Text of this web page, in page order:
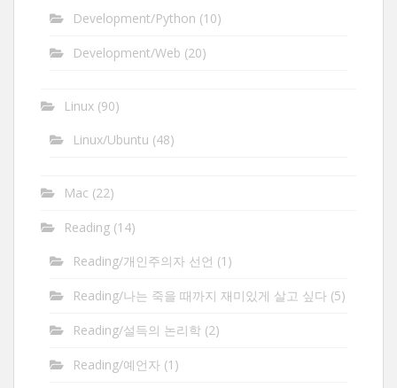
Development/Python (10)
Development/Web (20)
Linux (90)
Linux/Ubuntu (48)
Mac (22)
Reading (14)
Reading/개인주의자 선언 (1)
Reading/나는 죽을 때까지 재미있게 살고 싶다 (5)
Reading/설득의 논리학 (2)
Reading/예언자 (1)